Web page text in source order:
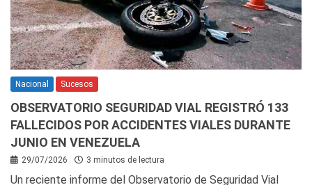
Nacional Sucesos
OBSERVATORIO SEGURIDAD VIAL REGISTRÓ 133
FALLECIDOS POR ACCIDENTES VIALES DURANTE
JUNIO EN VENEZUELA
29/07/2026 3 minutos de lectura
Un reciente informe del Observatorio de Seguridad Vial